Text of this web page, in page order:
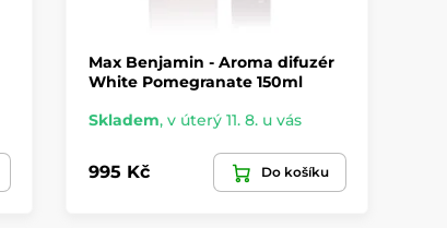
Max Benjamin - Aroma difuzér
White Pomegranate 150ml
Skladem, v úterý 11. 8. u vás
995 Kč Do košíku